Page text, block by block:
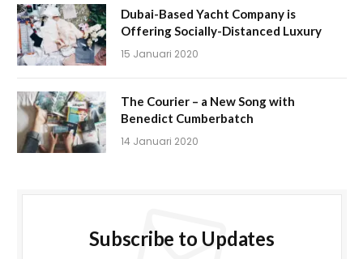
Dubai-Based Yacht Company is
Offering Socially-Distanced Luxury
15 Januari 2020
The Courier – a New Song with
Benedict Cumberbatch
14 Januari 2020
Subscribe to Updates